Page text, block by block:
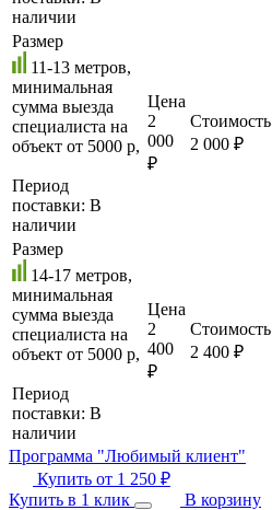
наличии
Размер
11-13 метров,
минимальная
сумма выезда
специалиста на
объект от 5000 р,
Период
поставки: В
наличии
Цена
2
000
₽
Стоимость
2 000 ₽
Размер
14-17 метров,
минимальная
сумма выезда
специалиста на
объект от 5000 р,
Период
поставки: В
наличии
Цена
2
400
₽
Стоимость
2 400 ₽
Программа "Любимый клиент"
Купить от 1 250 ₽
Купить в 1 клик
В корзину